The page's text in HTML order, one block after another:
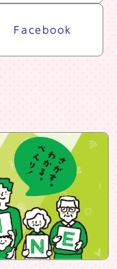
Facebook